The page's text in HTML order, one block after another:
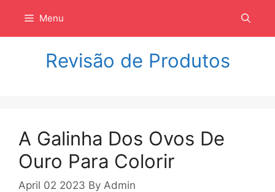
isi
Menu
Revisão de Produtos
A Galinha Dos Ovos De
Ouro Para Colorir
April 02 2023 By Admin